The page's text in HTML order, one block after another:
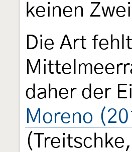
keinen
Die Art
daher der
Moreno